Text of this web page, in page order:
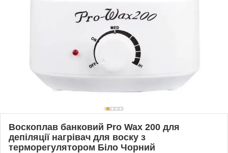
Воскоплав банковий Pro Wax 200 для
депіляції нагрівач для воску з
терморегулятором Біло Чорний